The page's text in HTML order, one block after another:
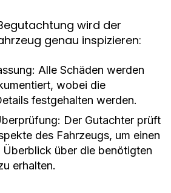
wird der
genau inspizieren:
Alle Schäden werden
wobei die
festgehalten werden.
Der Gutachter prüft
des Fahrzeugs, um einen
über die benötigten
erhalten.